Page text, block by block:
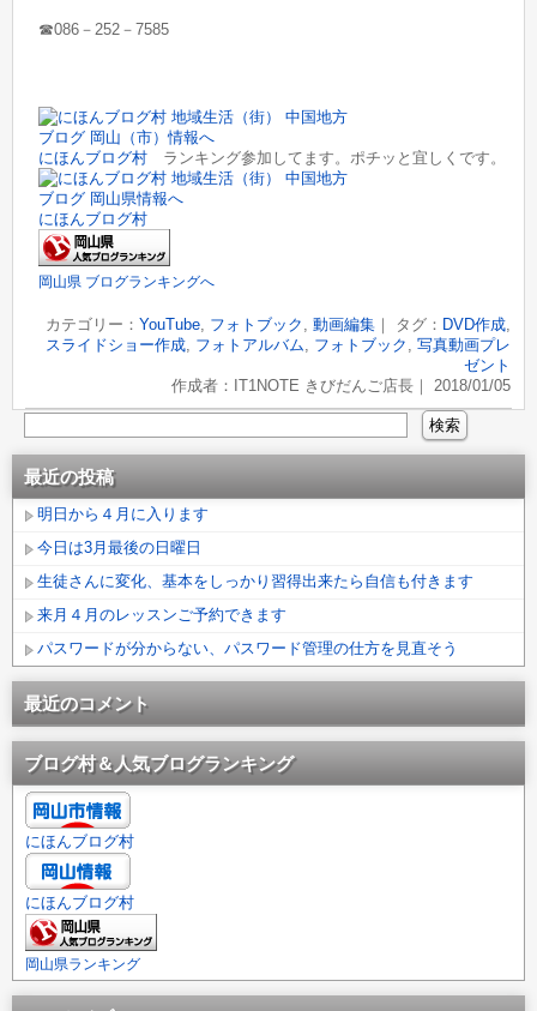
☎086－252－7585
にほんブログ村 ランキング参加してます。ポチッと宜しくです。
にほんブログ村
岡山県 ブログランキングへ
カテゴリー： YouTube, フォトブック 動画編集｜ タグ： DVD作成,
スライドショー作成, フォトアルバム フォトブック
写真動画プレ
ゼント
作成者：IT1NOTE きびだんご店長｜ 2018/01/05
最近の投稿
明日から４月に入ります
今日は3月最後の日曜日
生徒さんに変化、基本をしっかり習得出来たら自信も付きます
来月４月のレッスンご予約できます
パスワードが分からない、パスワード管理の仕方を見直そう
最近のコメント
ブログ村＆人気ブログランキング
にほんブログ村
にほんブログ村
岡山県ランキング